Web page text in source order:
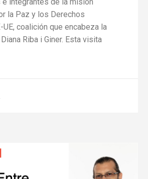
la Paz y los Derechos
UE, coalición que encabeza la
Riba i Giner. Esta visita